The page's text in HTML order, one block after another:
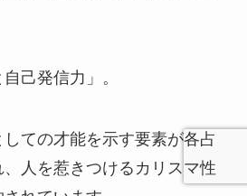
己発信力」。
ての才能を示す要素が各占
人を惹きつけるカリスマ性